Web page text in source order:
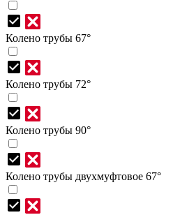
Колено трубы 67°
Колено трубы 72°
Колено трубы 90°
Колено трубы двухмуфтовое 67°